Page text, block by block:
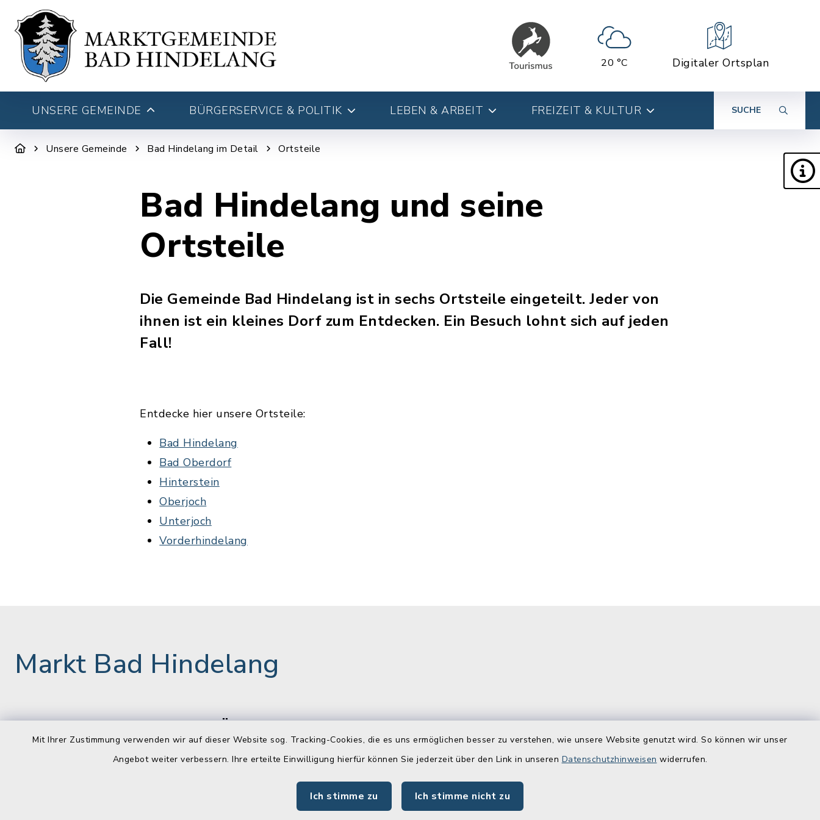
Mit Ihrer Zustimmung verwenden wir auf dieser Website sog. Tracking-Cookies, die es uns ermöglichen besser zu verstehen, wie unsere Website genutzt wird. So können wir unser
Angebot weiter verbessern. Ihre erteilte Einwilligung hierfür können Sie jederzeit über den Link in unseren Datenschutzhinweisen widerrufen.
Ich stimme zu Ich stimme nicht zu
20 °C Digitaler Ortsplan
UNSERE GEMEINDE BÜRGERSERVICE & POLITIK LEBEN & ARBEIT FREIZEIT & KULTUR SUCHE
Unsere Gemeinde Bad Hindelang im Detail Ortsteile
Bad Hindelang und seine
Ortsteile
Die Gemeinde Bad Hindelang ist in sechs Ortsteile eingeteilt. Jeder von
ihnen ist ein kleines Dorf zum Entdecken. Ein Besuch lohnt sich auf jeden
Fall!
Entdecke hier unsere Ortsteile:
Bad Hindelang
Bad Oberdorf
Hinterstein
Oberjoch
Unterjoch
Vorderhindelang
Markt Bad Hindelang
Rathaus Öffnungszeiten
Montag bis Freitag:
Newsletter
Melden Sie sich jetzt kostenlos zu
Newsletter an!
Zur Anmeldung
Quicklinks
Lebenslagen